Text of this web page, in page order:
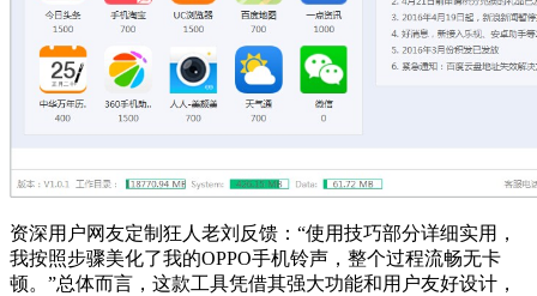
资深用户网友定制狂人老刘反馈：“使用技巧部分详细实用，
我按照步骤美化了我的OPPO手机铃声，整个过程流畅无卡
顿。”总体而言，这款工具凭借其强大功能和用户友好设计，